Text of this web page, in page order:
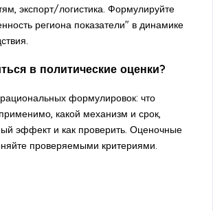
экспорт/логистика. Формулируйте
региона показатели" в динамике
в политические оценки?
формулировок: что
какой механизм и срок,
эффект и как проверить. Оценочные
проверяемыми критериями.